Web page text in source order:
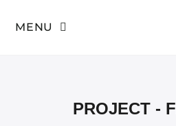
MENU
PROJECT -